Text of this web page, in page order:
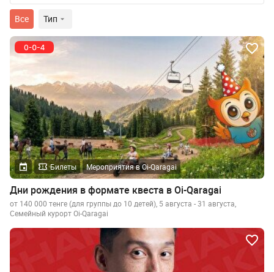
Все Тип
Билеты Мероприятия в Oi-Qaragai
Дни рождения в формате квеста в Oi-Qaragai
от 140 000 тенге (для группы до 10 детей), 5 августа - 31 августа,
Семейный курорт Oi-Qaragai